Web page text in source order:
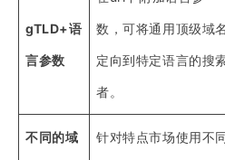
gTLD+语
言参数
数，可将通用顶级域名
定向到特定语言的搜
者。
不同的域 针对特点市场使用不